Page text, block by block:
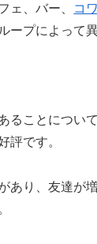
ェ、バー、 コ
ープによって
ることについ
評です。
あり、友達が